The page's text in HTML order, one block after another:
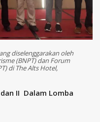
diselenggarakan oleh
(BNPT) dan Forum
di The Alts Hotel,
II Dalam Lomba